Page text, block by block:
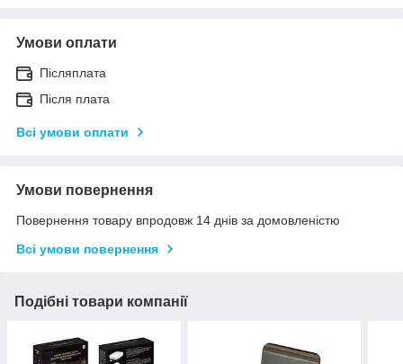
Умови оплати
Післяплата
Після плата
Всі умови оплати
Умови повернення
Повернення товару впродовж 14 днів за домовленістю
Всі умови повернення
Подібні товари компанії